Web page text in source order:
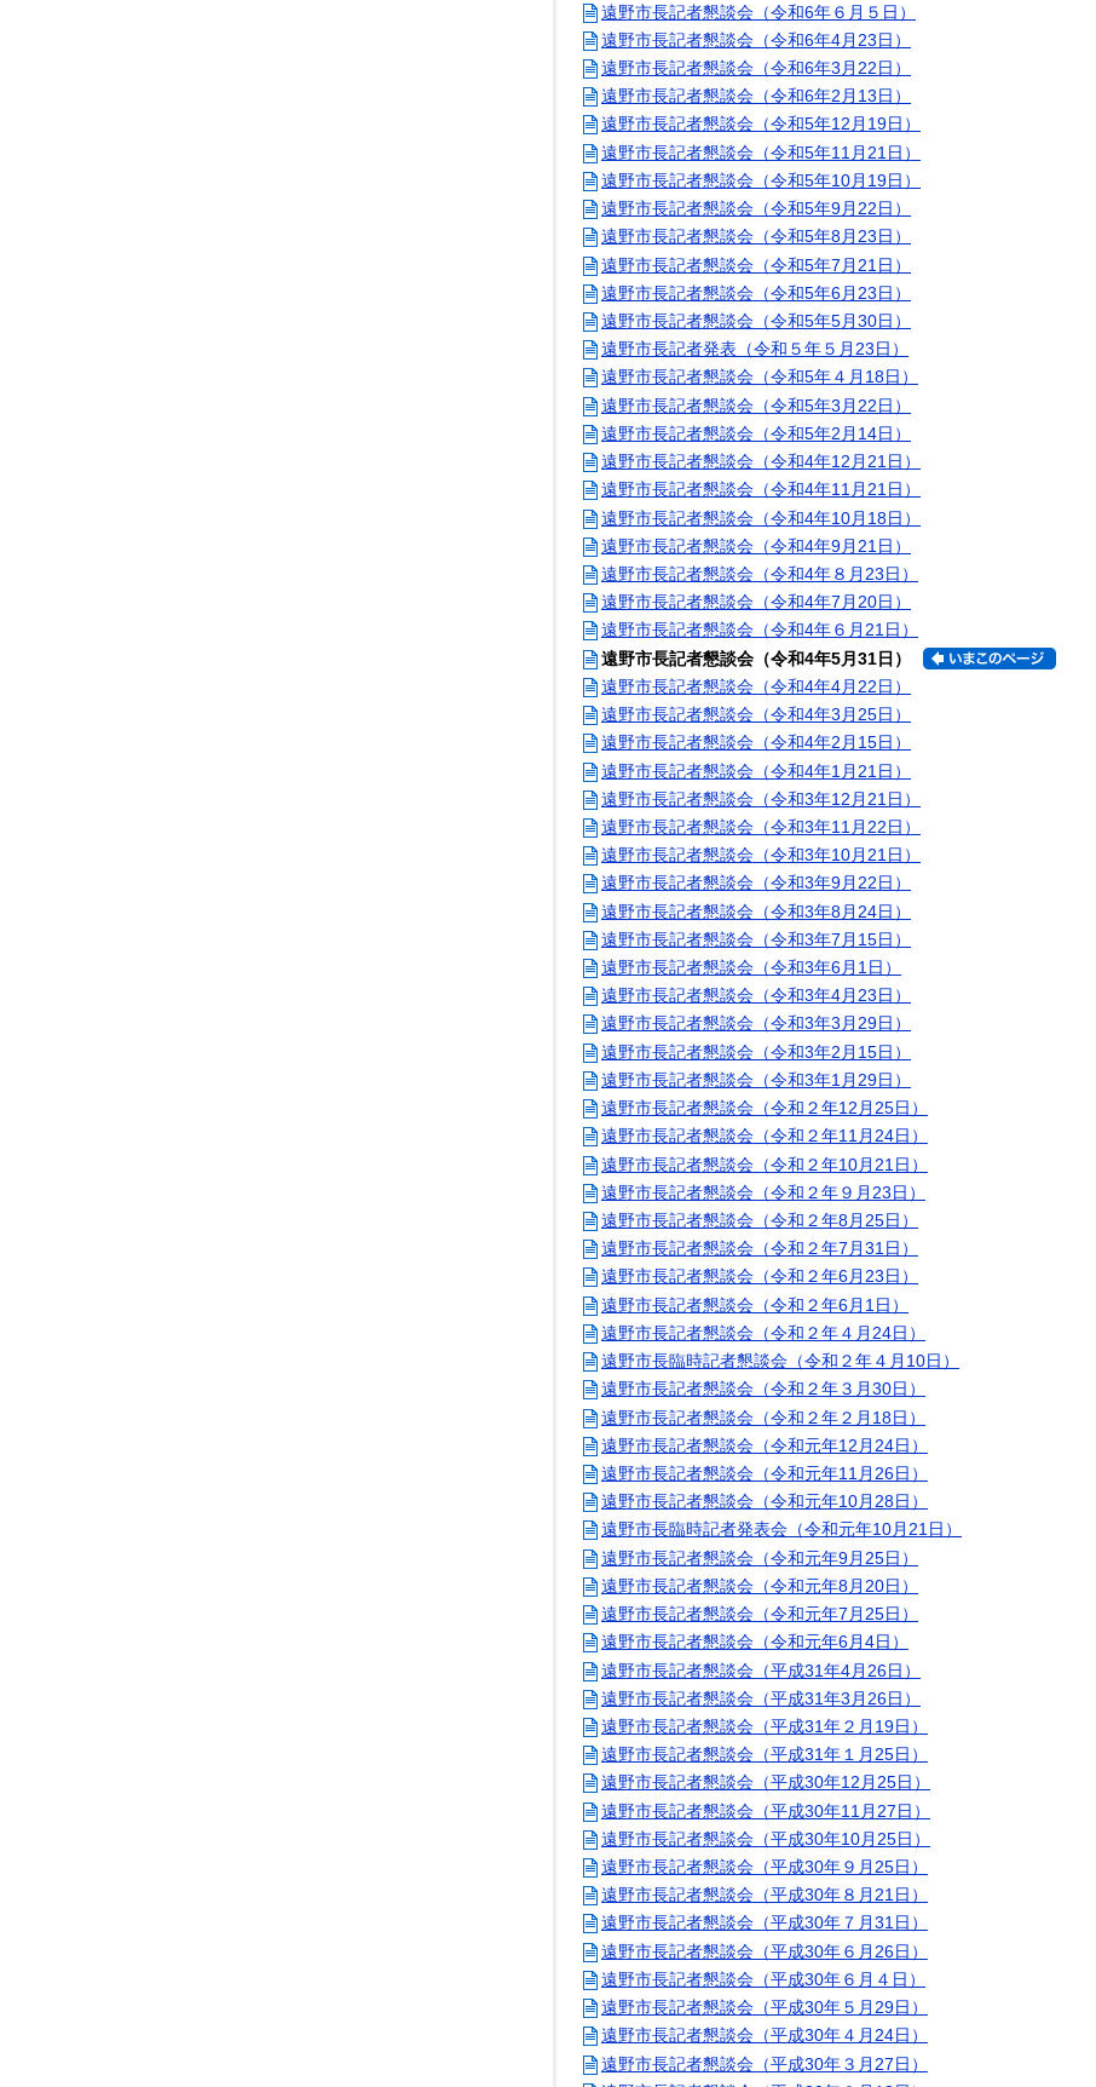
遠野市長記者懇談会（令和6年６月５日）
遠野市長記者懇談会（令和6年4月23日）
遠野市長記者懇談会（令和6年3月22日）
遠野市長記者懇談会（令和6年2月13日）
遠野市長記者懇談会（令和5年12月19日）
遠野市長記者懇談会（令和5年11月21日）
遠野市長記者懇談会（令和5年10月19日）
遠野市長記者懇談会（令和5年9月22日）
遠野市長記者懇談会（令和5年8月23日）
遠野市長記者懇談会（令和5年7月21日）
遠野市長記者懇談会（令和5年6月23日）
遠野市長記者懇談会（令和5年5月30日）
遠野市長記者発表（令和５年５月23日）
遠野市長記者懇談会（令和5年４月18日）
遠野市長記者懇談会（令和5年3月22日）
遠野市長記者懇談会（令和5年2月14日）
遠野市長記者懇談会（令和4年12月21日）
遠野市長記者懇談会（令和4年11月21日）
遠野市長記者懇談会（令和4年10月18日）
遠野市長記者懇談会（令和4年9月21日）
遠野市長記者懇談会（令和4年８月23日）
遠野市長記者懇談会（令和4年7月20日）
遠野市長記者懇談会（令和4年６月21日）
遠野市長記者懇談会（令和4年5月31日）
遠野市長記者懇談会（令和4年4月22日）
遠野市長記者懇談会（令和4年3月25日）
遠野市長記者懇談会（令和4年2月15日）
遠野市長記者懇談会（令和4年1月21日）
遠野市長記者懇談会（令和3年12月21日）
遠野市長記者懇談会（令和3年11月22日）
遠野市長記者懇談会（令和3年10月21日）
遠野市長記者懇談会（令和3年9月22日）
遠野市長記者懇談会（令和3年8月24日）
遠野市長記者懇談会（令和3年7月15日）
遠野市長記者懇談会（令和3年6月1日）
遠野市長記者懇談会（令和3年4月23日）
遠野市長記者懇談会（令和3年3月29日）
遠野市長記者懇談会（令和3年2月15日）
遠野市長記者懇談会（令和3年1月29日）
遠野市長記者懇談会（令和２年12月25日）
遠野市長記者懇談会（令和２年11月24日）
遠野市長記者懇談会（令和２年10月21日）
遠野市長記者懇談会（令和２年９月23日）
遠野市長記者懇談会（令和２年8月25日）
遠野市長記者懇談会（令和２年7月31日）
遠野市長記者懇談会（令和２年6月23日）
遠野市長記者懇談会（令和２年6月1日）
遠野市長記者懇談会（令和２年４月24日）
遠野市長臨時記者懇談会（令和２年４月10日）
遠野市長記者懇談会（令和２年３月30日）
遠野市長記者懇談会（令和２年２月18日）
遠野市長記者懇談会（令和元年12月24日）
遠野市長記者懇談会（令和元年11月26日）
遠野市長記者懇談会（令和元年10月28日）
遠野市長臨時記者発表会（令和元年10月21日）
遠野市長記者懇談会（令和元年9月25日）
遠野市長記者懇談会（令和元年8月20日）
遠野市長記者懇談会（令和元年7月25日）
遠野市長記者懇談会（令和元年6月4日）
遠野市長記者懇談会（平成31年4月26日）
遠野市長記者懇談会（平成31年3月26日）
遠野市長記者懇談会（平成31年２月19日）
遠野市長記者懇談会（平成31年１月25日）
遠野市長記者懇談会（平成30年12月25日）
遠野市長記者懇談会（平成30年11月27日）
遠野市長記者懇談会（平成30年10月25日）
遠野市長記者懇談会（平成30年９月25日）
遠野市長記者懇談会（平成30年８月21日）
遠野市長記者懇談会（平成30年７月31日）
遠野市長記者懇談会（平成30年６月26日）
遠野市長記者懇談会（平成30年６月４日）
遠野市長記者懇談会（平成30年５月29日）
遠野市長記者懇談会（平成30年４月24日）
遠野市長記者懇談会（平成30年３月27日）